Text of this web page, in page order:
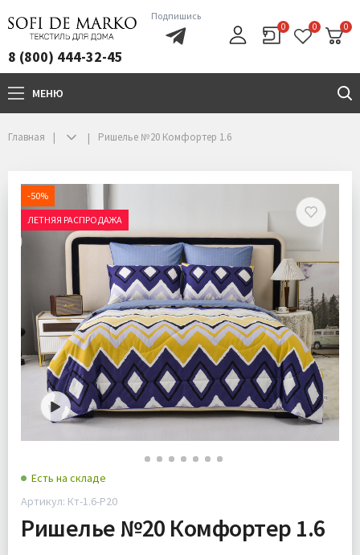
8 (800) 444-32-45
Подпишись
0 0 0
МЕНЮ
Главная Ришелье №20 Комфортер 1.6
-50%
ЛЕТНЯЯ РАСПРОДАЖА
Есть на складе
Артикул: Кт-1.6-Р20
Ришелье №20 Комфортер 1.6